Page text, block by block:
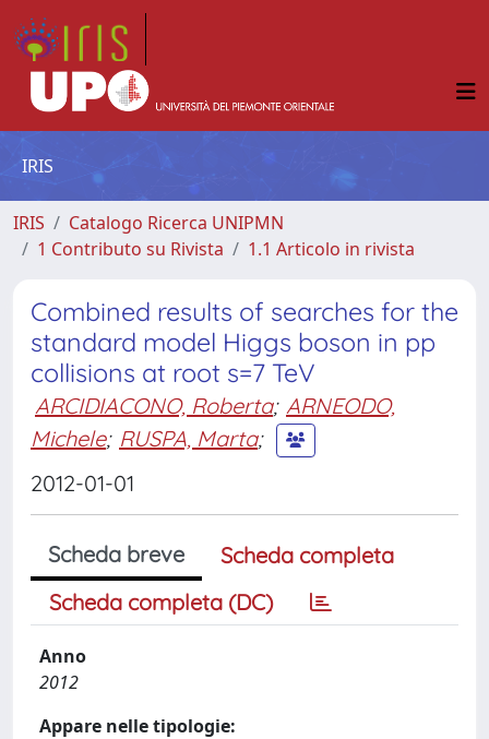
IRIS
IRIS
Catalogo Ricerca UNIPMN
1 Contributo su Rivista
1.1 Articolo in rivista
Combined results of searches for the
standard model Higgs boson in pp
collisions at root s=7 TeV
ARCIDIACONO, Roberta; ARNEODO,
Michele; RUSPA, Marta;
2012-01-01
Scheda breve
Scheda completa
Scheda completa (DC)
Anno
2012
Appare nelle tipologie: